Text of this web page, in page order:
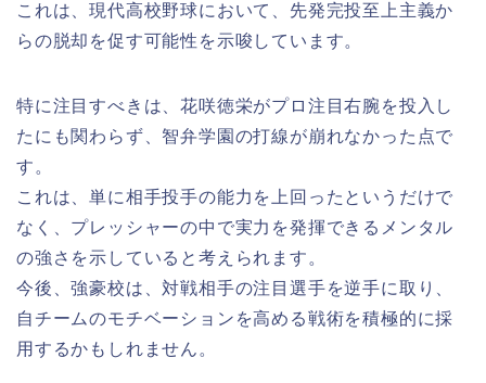
これは、現代高校野球において、先発完投至上主義か
らの脱却を促す可能性を示唆しています。
特に注目すべきは、花咲徳栄がプロ注目右腕を投入し
たにも関わらず、智弁学園の打線が崩れなかった点で
す。
これは、単に相手投手の能力を上回ったというだけで
なく、プレッシャーの中で実力を発揮できるメンタル
の強さを示していると考えられます。
今後、強豪校は、対戦相手の注目選手を逆手に取り、
自チームのモチベーションを高める戦術を積極的に採
用するかもしれません。